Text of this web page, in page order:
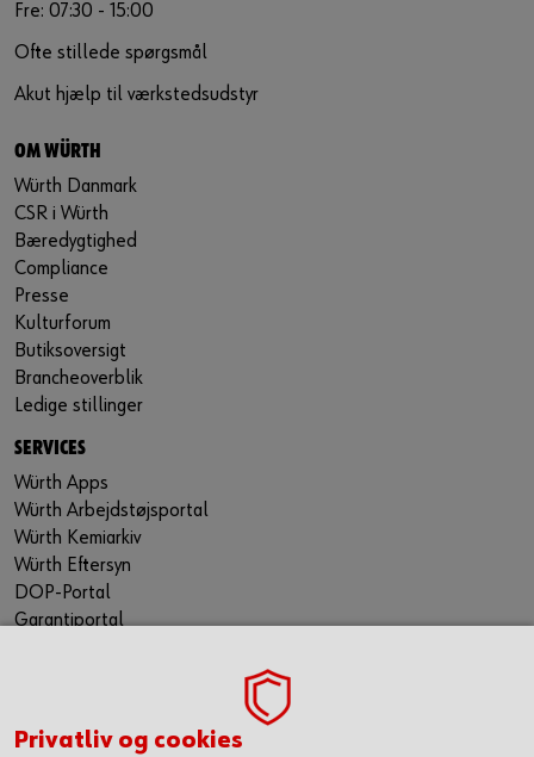
Fre: 07:30 - 15:00
Ofte stillede spørgsmål
Akut hjælp til værkstedsudstyr
OM WÜRTH
Würth Danmark
CSR i Würth
Bæredygtighed
Compliance
Presse
Kulturforum
Butiksoversigt
Brancheoverblik
Ledige stillinger
SERVICES
Würth Apps
Würth Arbejdstøjsportal
Würth Kemiarkiv
Würth Eftersyn
DOP-Portal
Garantiportal
WÜRTH TECHNICAL SOFTWARE II
Privatliv og cookies